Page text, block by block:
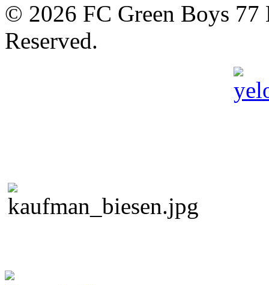
© 2026 FC Green Boys 77
Reserved.